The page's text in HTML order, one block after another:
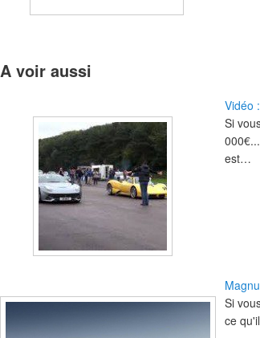
A voir aussi
Vidéo
Si
est…
Si
ce